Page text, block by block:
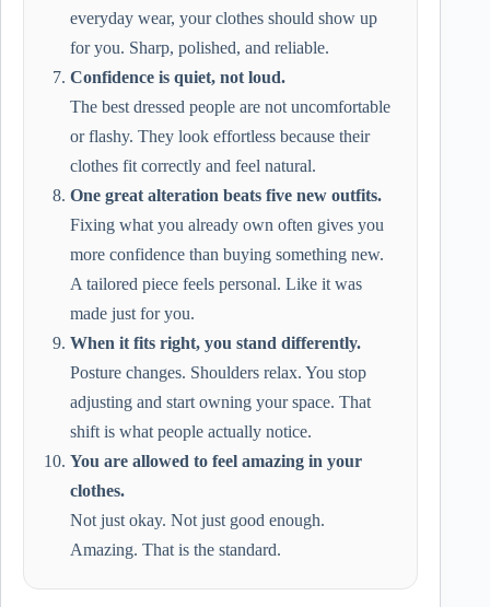
everyday wear, your clothes should show up
for you. Sharp, polished, and reliable.
Confidence is quiet, not loud.
The best dressed people are not uncomfortable
or flashy. They look effortless because their
clothes fit correctly and feel natural.
One great alteration beats five new outfits.
Fixing what you already own often gives you
more confidence than buying something new.
A tailored piece feels personal. Like it was
made just for you.
When it fits right, you stand differently.
Posture changes. Shoulders relax. You stop
adjusting and start owning your space. That
shift is what people actually notice.
You are allowed to feel amazing in your
clothes.
Not just okay. Not just good enough.
Amazing. That is the standard.